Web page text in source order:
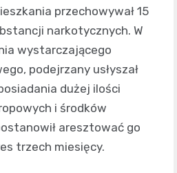
przechowywał 15
narkotycznych. W
wystarczającego
podejrzany usłyszał
dużej ilości
i środków
aresztować go
trzech miesięcy.